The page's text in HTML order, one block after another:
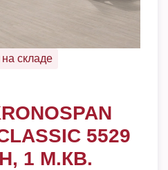
складе
5529
1 М.КВ.